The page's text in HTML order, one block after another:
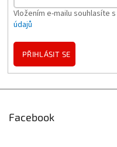
Vložením e-mailu souhlasíte s
údajů
PŘIHLÁSIT SE
Facebook